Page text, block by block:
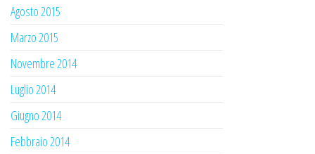
Agosto 2015
Marzo 2015
Novembre 2014
Luglio 2014
Giugno 2014
Febbraio 2014